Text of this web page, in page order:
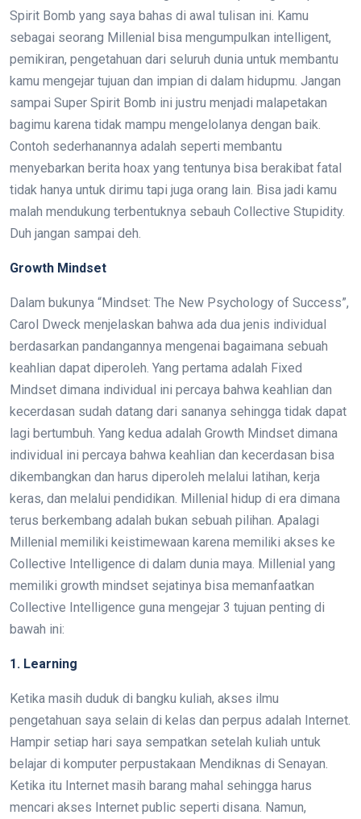
Spirit Bomb yang saya bahas di awal tulisan ini. Kamu
sebagai seorang Millenial bisa mengumpulkan intelligent,
pemikiran, pengetahuan dari seluruh dunia untuk membantu
kamu mengejar tujuan dan impian di dalam hidupmu. Jangan
sampai Super Spirit Bomb ini justru menjadi malapetakan
bagimu karena tidak mampu mengelolanya dengan baik.
Contoh sederhanannya adalah seperti membantu
menyebarkan berita hoax yang tentunya bisa berakibat fatal
tidak hanya untuk dirimu tapi juga orang lain. Bisa jadi kamu
malah mendukung terbentuknya sebauh Collective Stupidity.
Duh jangan sampai deh.
Growth Mindset
Dalam bukunya “Mindset: The New Psychology of Success”,
Carol Dweck menjelaskan bahwa ada dua jenis individual
berdasarkan pandangannya mengenai bagaimana sebuah
keahlian dapat diperoleh. Yang pertama adalah Fixed
Mindset dimana individual ini percaya bahwa keahlian dan
kecerdasan sudah datang dari sananya sehingga tidak dapat
lagi bertumbuh. Yang kedua adalah Growth Mindset dimana
individual ini percaya bahwa keahlian dan kecerdasan bisa
dikembangkan dan harus diperoleh melalui latihan, kerja
keras, dan melalui pendidikan. Millenial hidup di era dimana
terus berkembang adalah bukan sebuah pilihan. Apalagi
Millenial memiliki keistimewaan karena memiliki akses ke
Collective Intelligence di dalam dunia maya. Millenial yang
memiliki growth mindset sejatinya bisa memanfaatkan
Collective Intelligence guna mengejar 3 tujuan penting di
bawah ini:
1. Learning
Ketika masih duduk di bangku kuliah, akses ilmu
pengetahuan saya selain di kelas dan perpus adalah Internet.
Hampir setiap hari saya sempatkan setelah kuliah untuk
belajar di komputer perpustakaan Mendiknas di Senayan.
Ketika itu Internet masih barang mahal sehingga harus
mencari akses Internet public seperti disana. Namun,